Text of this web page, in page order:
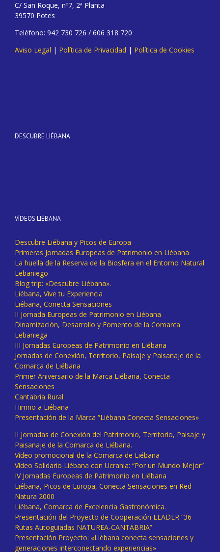
C/ San Roque, nº7, 2ª Planta
39570 Potes
Teléfono: 942 730 726 / 606 318 720
Aviso Legal | Política de Privacidad | Política de Cookies
DESCUBRE LIÉBANA
VÍDEOS LIÉBANA
Descubre Liébana y Picos de Europa
Primeras Jornadas Europeas de Patrimonio en Liébana
La huella de la Reserva de la Biosfera en el Entorno Natural
Lebaniego
Blog trip: «Descubre Liébana».
Liébana, Vive tu Experiencia
Liébana, Conecta Sensaciones
II Jornada Europeas de Patrimonio en Liébana
Dinamización, Desarrollo y Fomento de la Comarca
Lebaniega
III Jornadas Europeas de Patrimonio en Liébana
Jornadas de Conexión, Territorio, Paisaje y Paisanaje de la
Comarca de Liébana
Primer Aniversario de la Marca Liébana, Conecta
Sensaciones
Cantabria Rural
Himno a Liébana
Presentación de la Marca “Liébana Conecta Sensaciones»
II Jornadas de Conexión del Patrimonio, Territorio, Paisaje y
Paisanaje de la Comarca de Liébana.
Vídeo promocional de la Comarca de Liébana
Vídeo Solidario Liébana con Ucrania: “Por un Mundo Mejor”
IV Jornadas Europeas de Patrimonio en Liébana
Liébana, Picos de Europa, Conecta Sensaciones en Red
Natura 2000
Liébana, Comarca de Excelencia Gastronómica.
Presentación del Proyecto de Cooperación LEADER “36
Rutas Autoguiadas NATUREA-CANTABRIA”
Presentación Proyecto: «Liébana conecta sensaciones y
generaciones interconectando experiencias»